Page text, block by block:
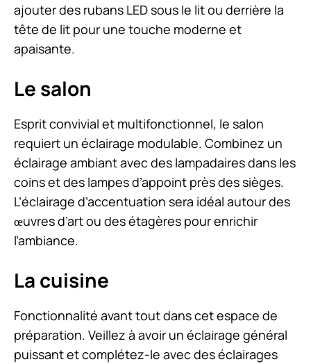
ajouter des rubans LED sous le lit ou derrière la
tête de lit pour une touche moderne et
apaisante.
Le salon
Esprit convivial et multifonctionnel, le salon
requiert un éclairage modulable. Combinez un
éclairage ambiant avec des lampadaires dans les
coins et des lampes d’appoint près des sièges.
L’éclairage d’accentuation sera idéal autour des
œuvres d’art ou des étagères pour enrichir
l’ambiance.
La cuisine
Fonctionnalité avant tout dans cet espace de
préparation. Veillez à avoir un éclairage général
puissant et complétez-le avec des éclairages